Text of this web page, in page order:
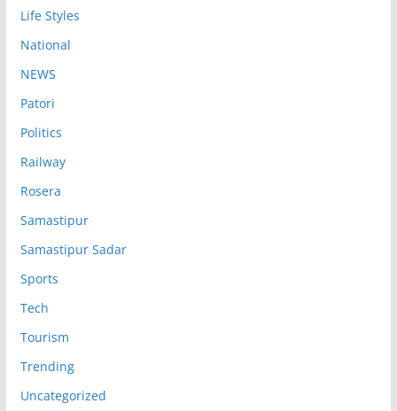
Life Styles
National
NEWS
Patori
Politics
Railway
Rosera
Samastipur
Samastipur Sadar
Sports
Tech
Tourism
Trending
Uncategorized